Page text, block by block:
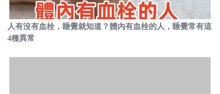
人有沒有血栓，睡覺就知道？體內有血栓的人，睡覺常有這
4種異常